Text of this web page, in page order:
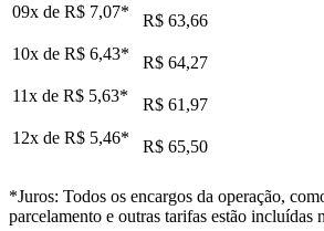
09x de R$ 7,07*
R$ 63,66
10x de R$ 6,43*
R$ 64,27
11x de R$ 5,63*
R$ 61,97
12x de R$ 5,46* R$ 65,50
*Juros: Todos os encargos da operação,
parcelamento e outras tarifas estão incluídas